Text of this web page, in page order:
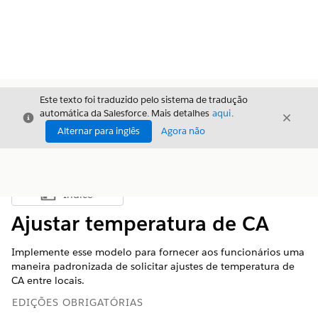
Fechar
Este texto foi traduzido pelo sistema de tradução
automática da Salesforce. Mais detalhes aqui.
Alternar para inglês
Agora não
Fechar
Mostrar índice
Índice
Ajustar temperatura de CA
Implemente esse modelo para fornecer aos funcionários uma
maneira padronizada de solicitar ajustes de temperatura de
CA entre locais.
EDIÇÕES OBRIGATÓRIAS